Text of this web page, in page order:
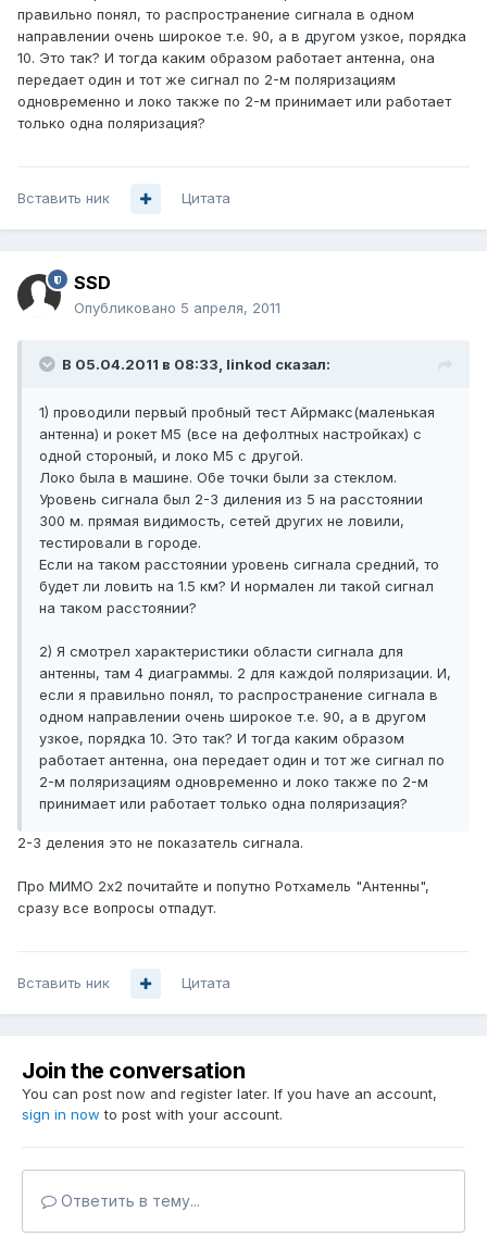
правильно понял, то распространение сигнала в одном
направлении очень широкое т.е. 90, а в другом узкое, порядка
10. Это так? И тогда каким образом работает антенна, она
передает один и тот же сигнал по 2-м поляризациям
одновременно и локо также по 2-м принимает или работает
только одна поляризация?
Вставить ник Цитата
SSD
Опубликовано 5 апреля, 2011
В 05.04.2011 в 08:33, linkod сказал:
1) проводили первый пробный тест Айрмакс(маленькая
антенна) и рокет М5 (все на дефолтных настройках) с
одной стороный, и локо М5 с другой.
Локо была в машине. Обе точки были за стеклом.
Уровень сигнала был 2-3 диления из 5 на расстоянии
300 м. прямая видимость, сетей других не ловили,
тестировали в городе.
Если на таком расстоянии уровень сигнала средний, то
будет ли ловить на 1.5 км? И нормален ли такой сигнал
на таком расстоянии?
2) Я смотрел характеристики области сигнала для
антенны, там 4 диаграммы. 2 для каждой поляризации. И,
если я правильно понял, то распространение сигнала в
одном направлении очень широкое т.е. 90, а в другом
узкое, порядка 10. Это так? И тогда каким образом
работает антенна, она передает один и тот же сигнал по
2-м поляризациям одновременно и локо также по 2-м
принимает или работает только одна поляризация?
2-3 деления это не показатель сигнала.
Про МИМО 2х2 почитайте и попутно Ротхамель "Антенны",
сразу все вопросы отпадут.
Вставить ник Цитата
Join the conversation
You can post now and register later. If you have an account,
sign in now to post with your account.
Ответить в тему...